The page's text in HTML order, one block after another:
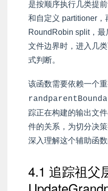
是按顺序执行几类提
和自定义 partitioner
RoundRobin split，
文件边界时，进入几
式判断。
该函数需要依赖一个
踪正在构建的输出文
件的关系，为切分决
深入理解这个辅助函数
4.1 追踪祖父